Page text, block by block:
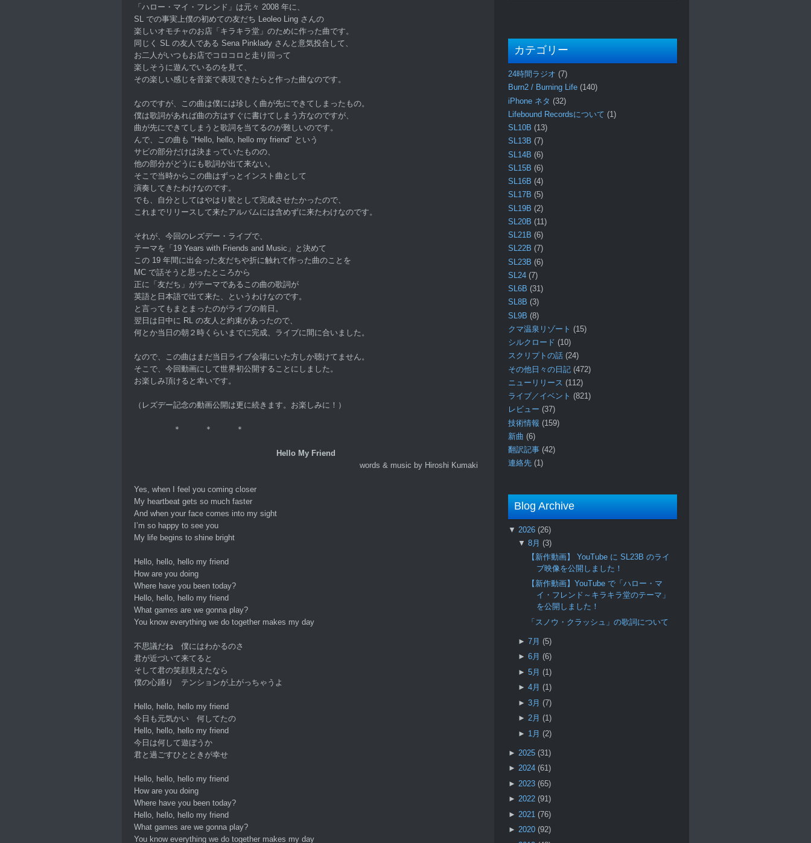
「ハロー・マイ・フレンド」は元々 2008 年に、
SL での事実上僕の初めての友だち Leoleo Ling さんの
楽しいオモチャのお店「キラキラ堂」のために作った曲です。
同じく SL の友人である Sena Pinklady さんと意気投合して、
お二人がいつもお店でコロコロと走り回って
楽しそうに遊んでいるのを見て、
その楽しい感じを音楽で表現できたらと作った曲なのです。
なのですが、この曲は僕には珍しく曲が先にできてしまったもの。
僕は歌詞があれば曲の方はすぐに書けてしまう方なのですが、
曲が先にできてしまうと歌詞を当てるのが難しいのです。
んで、この曲も "Hello, hello, hello my friend" という
サビの部分だけは決まっていたものの、
他の部分がどうにも歌詞が出て来ない。
そこで当時からこの曲はずっとインスト曲として
演奏してきたわけなのです。
でも、自分としてはやはり歌として完成させたかったので、
これまでリリースして来たアルバムには含めずに来たわけなのです。
それが、今回のレズデー・ライブで、
テーマを「19 Years with Friends and Music」と決めて
この 19 年間に出会った友だちや折に触れて作った曲のことを
MC で話そうと思ったところから
正に「友だち」がテーマであるこの曲の歌詞が
英語と日本語で出て来た、というわけなのです。
と言ってもまとまったのがライブの前日。
翌日は日中に RL の友人と約束があったので、
何とか当日の朝２時くらいまでに完成、ライブに間に合いました。
なので、この曲はまだ当日ライブ会場にいた方しか聴けてません。
そこで、今回動画にして世界初公開することにしました。
お楽しみ頂けると幸いです。
（レズデー記念の動画公開は更に続きます。お楽しみに！）
＊ ＊ ＊
Hello My Friend
words & music by Hiroshi Kumaki
Yes, when I feel you coming closer
My heartbeat gets so much faster
And when your face comes into my sight
I’m so happy to see you
My life begins to shine bright
Hello, hello, hello my friend
How are you doing
Where have you been today?
Hello, hello, hello my friend
What games are we gonna play?
You know everything we do together makes my day
不思議だね 僕にはわかるのさ
君が近づいて来てると
そして君の笑顔見えたなら
僕の心踊り テンションが上がっちゃうよ
Hello, hello, hello my friend
今日も元気かい 何してたの
Hello, hello, hello my friend
今日は何して遊ぼうか
君と過ごすひとときが幸せ
Hello, hello, hello my friend
How are you doing
Where have you been today?
Hello, hello, hello my friend
What games are we gonna play?
You know everything we do together makes my day
カテゴリー
24時間ラジオ (7)
Burn2 / Burning Life (140)
iPhone ネタ (32)
Lifebound Recordsについて (1)
SL10B (13)
SL13B (7)
SL14B (6)
SL15B (6)
SL16B (4)
SL17B (5)
SL19B (2)
SL20B (11)
SL21B (6)
SL22B (7)
SL23B (6)
SL24 (7)
SL6B (31)
SL8B (3)
SL9B (8)
クマ温泉リゾート (15)
シルクロード (10)
スクリプトの話 (24)
その他日々の日記 (472)
ニューリリース (112)
ライブ／イベント (821)
レビュー (37)
技術情報 (159)
新曲 (6)
翻訳記事 (42)
連絡先 (1)
Blog Archive
▼ 2026 (26)
▼ 8月 (3)
【新作動画】 YouTube に SL23B のライ
ブ映像を公開しました！
【新作動画】YouTube で「ハロー・マ
イ・フレンド～キラキラ堂のテーマ」
を公開しました！
「スノウ・クラッシュ」の歌詞について
► 7月 (5)
► 6月 (6)
► 5月 (1)
► 4月 (1)
► 3月 (7)
► 2月 (1)
► 1月 (2)
► 2025 (31)
► 2024 (61)
► 2023 (65)
► 2022 (91)
► 2021 (76)
► 2020 (92)